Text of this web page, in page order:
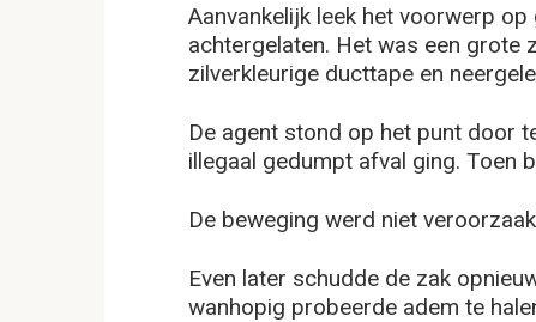
Aanvankelijk leek het voorwerp
achtergelaten. Het was een grote
zilverkleurige ducttape en
De agent stond op het punt door
illegaal gedumpt afval ging. Toen
De beweging werd niet
Even later schudde de zak
wanhopig probeerde adem te